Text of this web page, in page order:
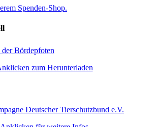
zum Herunterladen